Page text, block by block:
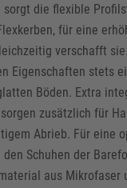
sorgt die flexible
für eine
verschafft
Eigenschaften stets
Böden. Extra
zusätzlich für
Abrieb. Für eine
Schuhen der
aus Mikrofaser